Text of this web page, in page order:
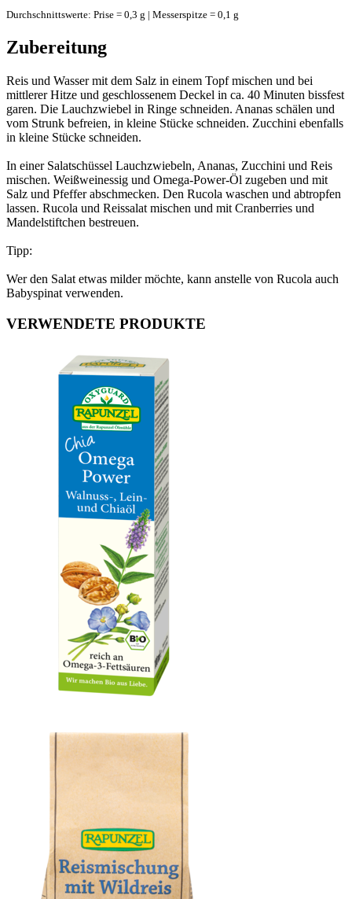
Durchschnittswerte: Prise = 0,3 g | Messerspitze = 0,1 g
Zubereitung
Reis und Wasser mit dem Salz in einem Topf mischen und bei
mittlerer Hitze und geschlossenem Deckel in ca. 40 Minuten bissfest
garen. Die Lauchzwiebel in Ringe schneiden. Ananas schälen und
vom Strunk befreien, in kleine Stücke schneiden. Zucchini ebenfalls
in kleine Stücke schneiden.
In einer Salatschüssel Lauchzwiebeln, Ananas, Zucchini und Reis
mischen. Weißweinessig und Omega-Power-Öl zugeben und mit
Salz und Pfeffer abschmecken. Den Rucola waschen und abtropfen
lassen. Rucola und Reissalat mischen und mit Cranberries und
Mandelstiftchen bestreuen.
Tipp:
Wer den Salat etwas milder möchte, kann anstelle von Rucola auch
Babyspinat verwenden.
VERWENDETE PRODUKTE